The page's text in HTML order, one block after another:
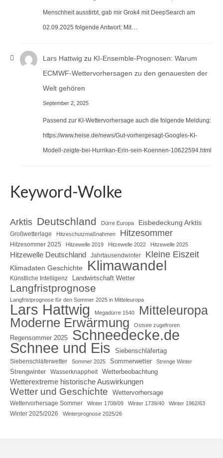
Menschheit ausstirbt, gab mir Grok4 mit DeepSearch am
02.09.2025 folgende Antwort: Mit…
Lars Hattwig zu KI-Ensemble-Prognosen: Warum
ECMWF-Wettervorhersagen zu den genauesten der
Welt gehören
September 2, 2025
Passend zur KI-Wettervorhersage auch die folgende Meldung:
https://www.heise.de/news/Gut-vorhergesagt-Googles-KI-
Modell-zeigte-bei-Hurrikan-Erin-sein-Koennen-10622594.html
Keyword-Wolke
Arktis Deutschland Dürre Europa Eisbedeckung Arktis
Großwetterlage Hitzeschutzmaßnahmen Hitzesommer
Hitzesommer 2025 Hitzewelle 2019 Hitzewelle 2022 Hitzewelle 2025
Hitzewelle Deutschland Jahrtausendwinter Kleine Eiszeit
Klimadaten Geschichte Klimawandel
Künstliche Intelligenz Landwirtschaft Wetter
Langfristprognose
Langfristprognose für den Sommer 2025 in Mitteleuropa
Lars Hattwig Megadürre 1540 Mitteleuropa
Moderne Erwärmung Ostsee zugefroren
Regensommer 2025 Schneedecke.de
Schnee und Eis Siebenschläfertag
Siebenschläferwetter Sommer 2025 Sommerwetter Strenge Winter
Strengwinter Wasserknappheit Wetterbeobachtung
Wetterextreme historische Auswirkungen
Wetter und Geschichte Wettervorhersage
Wettervorhersage Sommer Winter 1708/09 Winter 1739/40 Winter 1962/63
Winter 2025/2026 Winterprognose 2025/26